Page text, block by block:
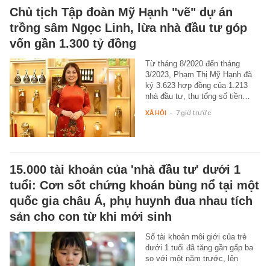
Chủ tịch Tập đoàn Mỹ Hạnh "vẽ" dự án
trồng sâm Ngọc Linh, lừa nhà đầu tư góp
vốn gần 1.300 tỷ đồng
Từ tháng 8/2020 đến tháng
3/2023, Phạm Thị Mỹ Hạnh đã
ký 3.623 hợp đồng của 1.213
nhà đầu tư, thu tổng số tiền…
XÃ HỘI - 7 giờ trước
15.000 tài khoản của 'nhà đầu tư' dưới 1
tuổi: Cơn sốt chứng khoán bùng nổ tại một
quốc gia châu Á, phụ huynh đua nhau tích
sản cho con từ khi mới sinh
Số tài khoản môi giới của trẻ
dưới 1 tuổi đã tăng gần gấp ba
so với một năm trước, lên